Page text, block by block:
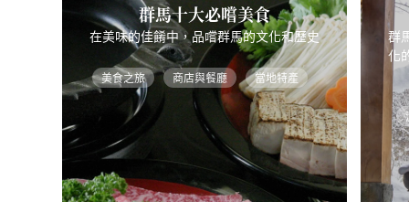
群馬十大必嚐美食
在美味的佳餚中，品嚐群馬的文化和歷史
美食之旅 商店與餐廳 當地特產
群
化